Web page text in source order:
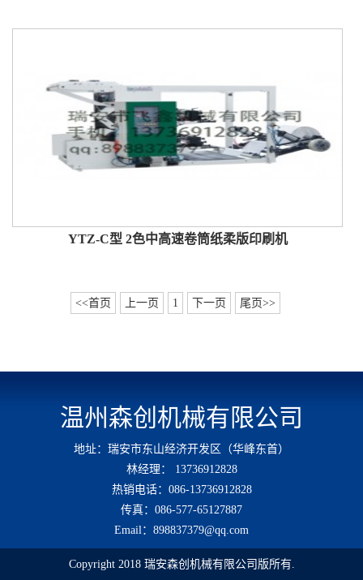
YTZ-C型 2色中高速卷筒纸柔版印刷机
<<首页 上一页 1 下一页 尾页>>
温州森创机械有限公司
地址：瑞安市东山经济开发区（华峰东首）
林经理： 13736912828
热销电话：086-13736912828
传真：086-577-65127887
Email：898837379@qq.com
Copyright 2018 瑞安森创机械有限公司版所有.